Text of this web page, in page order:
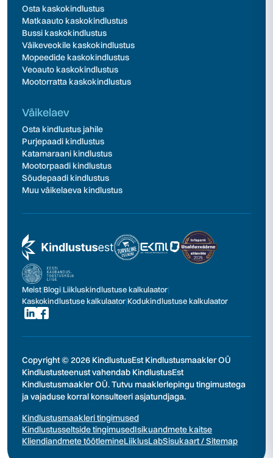
Osta kaskokindlustus
Matkaauto kaskokindlustus
Bussi kaskokindlustus
Väikeveokile kaskokindlustus
Mopeedide kaskokindlustus
Veoauto kaskokindlustus
Mootorratta kaskokindlustus
Väikelaev
Osta kindlustus jahile
Purjepaadi kindlustus
Katamaraani kindlustus
Mootorpaadi kindlustus
Sõudepaadi kindlustus
Muu väikelaeva kindlustus
Meist|Blogi|Liikluskindlustuse kalkulaator|
Kaskokindlustuse kalkulaator|Kodukindlustuse kalkulaator
Copyright © 2026 KindlustusEst Kindlustusmaakler OÜ
Kindlustusteenust vahendab KindlustusEst
Kindlustusmaakler OÜ. Tutvu maaklerlepingu tingimustega
ja vajaduse korral konsulteeri asjatundjaga.
Kindlustusmaakleri tingimused
Kindlustusseltside tingimusedIsikuandmete kaitse
Kliendiandmete töötlemineLiiklusLabSisukaart / Sitemap